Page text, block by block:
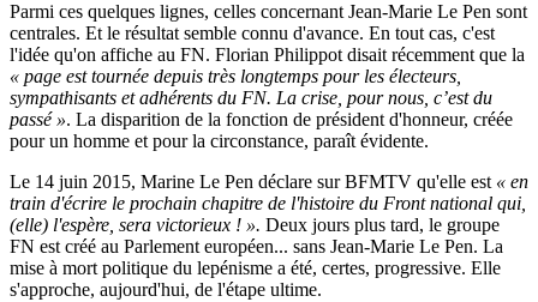
Parmi ces quelques lignes, celles concernant Jean-Marie Le Pen sont
centrales. Et le résultat semble connu d'avance. En tout cas, c'est
l'idée qu'on affiche au FN. Florian Philippot disait récemment que la
« page est tournée depuis très longtemps pour les électeurs,
sympathisants et adhérents du FN. La crise, pour nous, c’est du
passé ». La disparition de la fonction de président d'honneur, créée
pour un homme et pour la circonstance, paraît évidente.
Le 14 juin 2015, Marine Le Pen déclare sur BFMTV qu'elle est « en
train d'écrire le prochain chapitre de l'histoire du Front national qui,
(elle) l'espère, sera victorieux ! ». Deux jours plus tard, le groupe
FN est créé au Parlement européen... sans Jean-Marie Le Pen. La
mise à mort politique du lepénisme a été, certes, progressive. Elle
s'approche, aujourd'hui, de l'étape ultime.